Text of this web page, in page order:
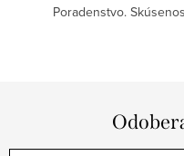
Poradenstvo.